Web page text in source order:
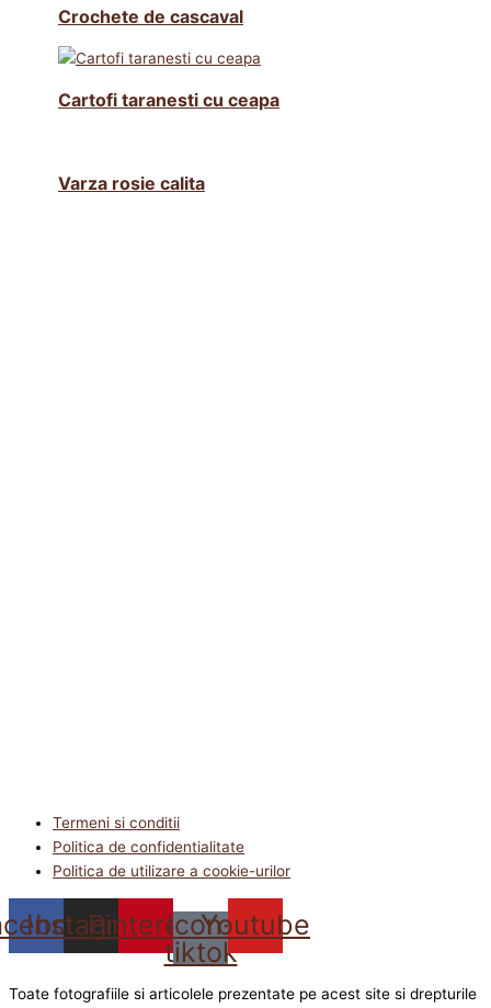
Crochete de cascaval
Cartofi taranesti cu ceapa
Varza rosie calita
Termeni si conditii
Politica de confidentialitate
Politica de utilizare a cookie-urilor
Instagram
Pinterest
Icon-
tiktok
Youtube
Toate fotografiile si articolele prezentate pe acest site si drepturile